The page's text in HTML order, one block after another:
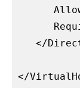
</
</